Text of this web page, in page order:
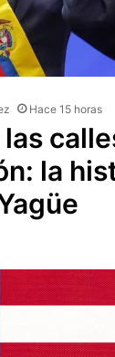
Hace 15 horas
la